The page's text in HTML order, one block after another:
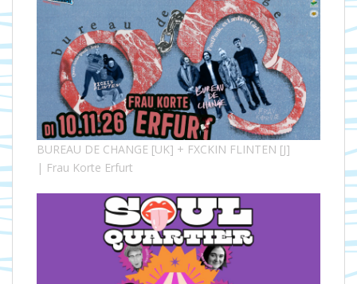
BUREAU DE CHANGE [UK] + FXCKIN FLINTEN [J]
| Frau Korte Erfurt